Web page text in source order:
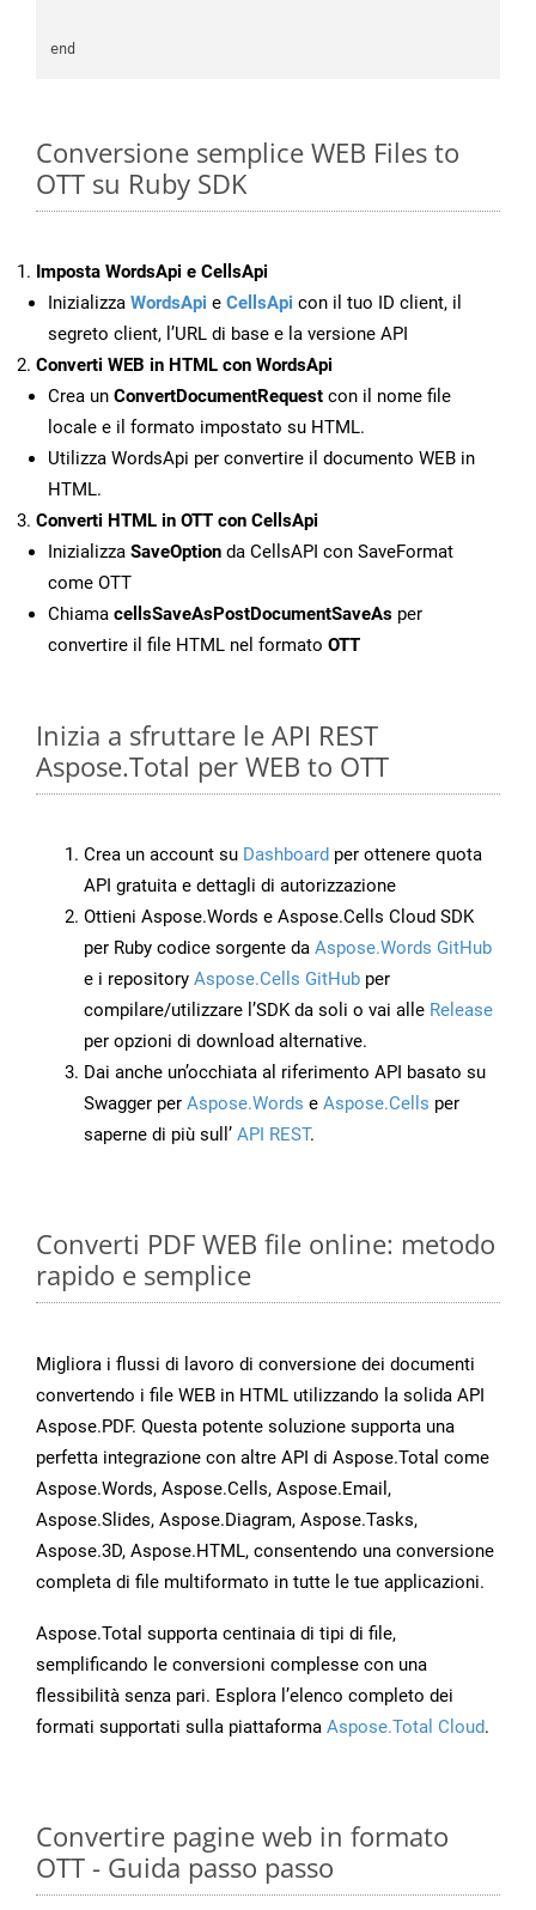
Conversione semplice WEB Files to
OTT su Ruby SDK
Imposta WordsApi e CellsApi
Inizializza WordsApi e CellsApi con il tuo ID client, il
segreto client, l’URL di base e la versione API
Converti WEB in HTML con WordsApi
Crea un ConvertDocumentRequest con il nome file
locale e il formato impostato su HTML.
Utilizza WordsApi per convertire il documento WEB in
HTML.
Converti HTML in OTT con CellsApi
Inizializza SaveOption da CellsAPI con SaveFormat
come OTT
Chiama cellsSaveAsPostDocumentSaveAs per
convertire il file HTML nel formato OTT
Inizia a sfruttare le API REST
Aspose.Total per WEB to OTT
Crea un account su Dashboard per ottenere quota
API gratuita e dettagli di autorizzazione
Ottieni Aspose.Words e Aspose.Cells Cloud SDK
per Ruby codice sorgente da Aspose.Words GitHub
e i repository Aspose.Cells GitHub per
compilare/utilizzare l’SDK da soli o vai alle Release
per opzioni di download alternative.
Dai anche un’occhiata al riferimento API basato su
Swagger per Aspose.Words e Aspose.Cells per
saperne di più sull’ API REST.
Converti PDF WEB file online: metodo
rapido e semplice
Migliora i flussi di lavoro di conversione dei documenti
convertendo i file WEB in HTML utilizzando la solida API
Aspose.PDF. Questa potente soluzione supporta una
perfetta integrazione con altre API di Aspose.Total come
Aspose.Words, Aspose.Cells, Aspose.Email,
Aspose.Slides, Aspose.Diagram, Aspose.Tasks,
Aspose.3D, Aspose.HTML, consentendo una conversione
completa di file multiformato in tutte le tue applicazioni.
Aspose.Total supporta centinaia di tipi di file,
semplificando le conversioni complesse con una
flessibilità senza pari. Esplora l’elenco completo dei
formati supportati sulla piattaforma Aspose.Total Cloud.
Convertire pagine web in formato
OTT - Guida passo passo